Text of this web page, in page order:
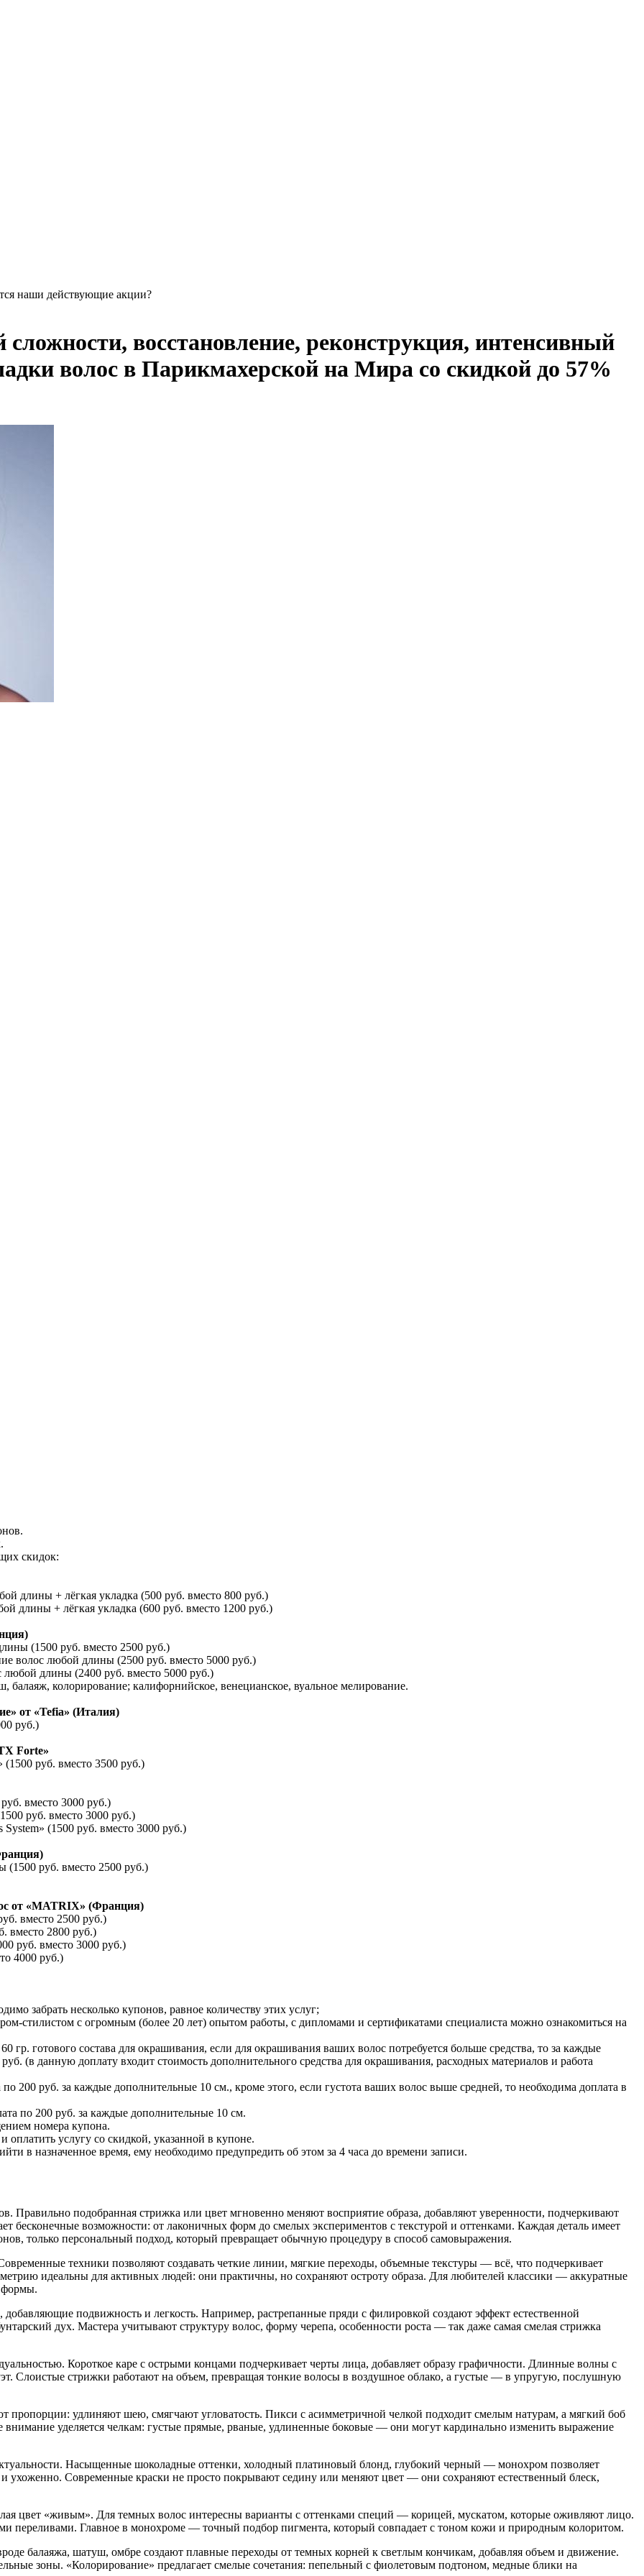
наши действующие акции?
восстановление, реконструкция, интенсивный
волос в Парикмахерской на Мира со скидкой до 57%
скидок:
длины + лёгкая укладка (500 руб. вместо 800 руб.)
длины + лёгкая укладка (600 руб. вместо 1200 руб.)
(1500 руб. вместо 2500 руб.)
волос любой длины (2500 руб. вместо 5000 руб.)
длины (2400 руб. вместо 5000 руб.)
колорирование; калифорнийское, венецианское, вуальное мелирование.
от «Tefia» (Италия)
руб.)
Forte»
руб. вместо 3500 руб.)
вместо 3000 руб.)
руб. вместо 3000 руб.)
(1500 руб. вместо 3000 руб.)
руб. вместо 2500 руб.)
от «MATRIX» (Франция)
вместо 2500 руб.)
вместо 2800 руб.)
руб. вместо 3000 руб.)
4000 руб.)
забрать несколько купонов, равное количеству этих услуг;
стилистом с огромным (более 20 лет) опытом работы, с дипломами и сертификатами специалиста можно ознакомиться на
готового состава для окрашивания, если для окрашивания ваших волос потребуется больше средства, то за каждые
(в данную доплату входит стоимость дополнительного средства для окрашивания, расходных материалов и работа
200 руб. за каждые дополнительные 10 см., кроме этого, если густота ваших волос выше средней, то необходима доплата в
по 200 руб. за каждые дополнительные 10 см.
номера купона.
услугу со скидкой, указанной в купоне.
в назначенное время, ему необходимо предупредить об этом за 4 часа до времени записи.
Правильно подобранная стрижка или цвет мгновенно меняют восприятие образа, добавляют уверенности, подчеркивают
бесконечные возможности: от лаконичных форм до смелых экспериментов с текстурой и оттенками. Каждая деталь имеет
только персональный подход, который превращает обычную процедуру в способ самовыражения.
техники позволяют создавать четкие линии, мягкие переходы, объемные текстуры — всё, что подчеркивает
идеальны для активных людей: они практичны, но сохраняют остроту образа. Для любителей классики — аккуратные
формы.
подвижность и легкость. Например, растрепанные пряди с филировкой создают эффект естественной
дух. Мастера учитывают структуру волос, форму черепа, особенности роста — так даже самая смелая стрижка
Короткое каре с острыми концами подчеркивает черты лица, добавляет образу графичности. Длинные волны с
Слоистые стрижки работают на объем, превращая тонкие волосы в воздушное облако, а густые — в упругую, послушную
пропорции: удлиняют шею, смягчают угловатость. Пикси с асимметричной челкой подходит смелым натурам, а мягкий боб
уделяется челкам: густые прямые, рваные, удлиненные боковые — они могут кардинально изменить выражение
Насыщенные шоколадные оттенки, холодный платиновый блонд, глубокий черный — монохром позволяет
и ухоженно. Современные краски не просто покрывают седину или меняют цвет — они сохраняют естественный блеск,
цвет «живым». Для темных волос интересны варианты с оттенками специй — корицей, мускатом, которые оживляют лицо.
переливами. Главное в монохроме — точный подбор пигмента, который совпадает с тоном кожи и природным колоритом.
балаяжа, шатуш, омбре создают плавные переходы от темных корней к светлым кончикам, добавляя объем и движение.
зоны. «Колорирование» предлагает смелые сочетания: пепельный с фиолетовым подтоном, медные блики на